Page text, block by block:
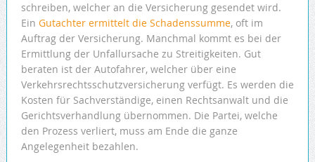
schreiben, welcher an die Versicherung gesendet wird.
Ein Gutachter ermittelt die Schadenssumme, oft im
Auftrag der Versicherung. Manchmal kommt es bei der
Ermittlung der Unfallursache zu Streitigkeiten. Gut
beraten ist der Autofahrer, welcher über eine
Verkehrsrechtsschutzversicherung verfügt. Es werden die
Kosten für Sachverständige, einen Rechtsanwalt und die
Gerichtsverhandlung übernommen. Die Partei, welche
den Prozess verliert, muss am Ende die ganze
Angelegenheit bezahlen.